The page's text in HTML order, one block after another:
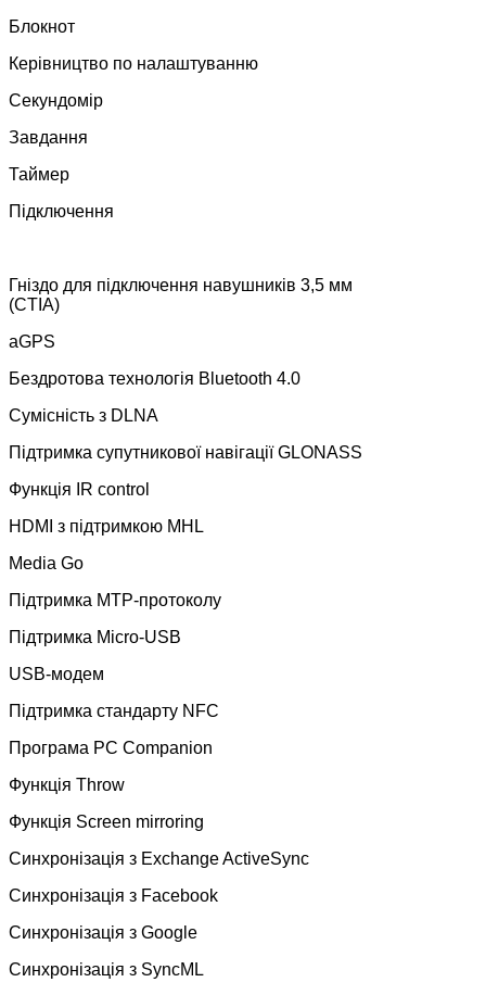
Блокнот
Керівництво по налаштуванню
Секундомір
Завдання
Таймер
Підключення
Гніздо для підключення навушників 3,5 мм
(CTIA)
aGPS
Бездротова технологія Bluetooth 4.0
Сумісність з DLNA
Підтримка супутникової навігації GLONASS
Функція IR control
HDMI з підтримкою MHL
Media Go
Підтримка MTP-протоколу
Підтримка Micro-USB
USB-модем
Підтримка стандарту NFC
Програма PC Companion
Функція Throw
Функція Screen mirroring
Синхронізація з Exchange ActiveSync
Синхронізація з Facebook
Синхронізація з Google
Синхронізація з SyncML